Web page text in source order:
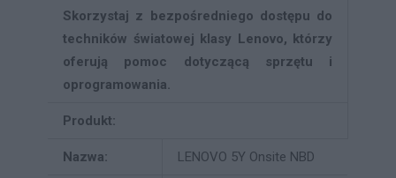
Skorzystaj z bezpośredniego dostępu do
techników światowej klasy Lenovo, którzy
oferują pomoc dotyczącą sprzętu i
oprogramowania.
Produkt:
Nazwa: LENOVO 5Y Onsite NBD